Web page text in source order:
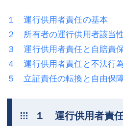
不動産
相続・遺言
離婚（夫婦間トラブル）
企業法務
刑事弁護
相続・遺言
離婚（夫婦間トラブル）
企業法務
労働問題（解雇，残業等）
交通事故
１ 運行供用者責任の基本
２ 所有者の運行供用者該当
３ 運行供用者責任と自賠責
４ 運行供用者責任と不法行
５ 立証責任の転換と自由保
１ 運行供用者責